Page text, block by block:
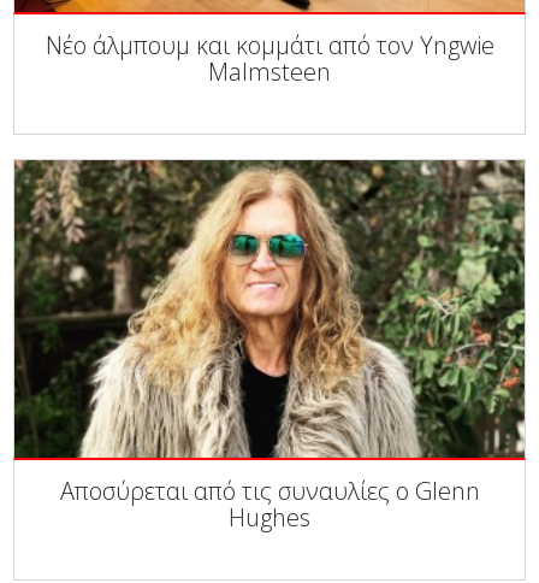
Νέο άλμπουμ και κομμάτι από τον Yngwie
Malmsteen
Αποσύρεται από τις συναυλίες ο Glenn
Hughes